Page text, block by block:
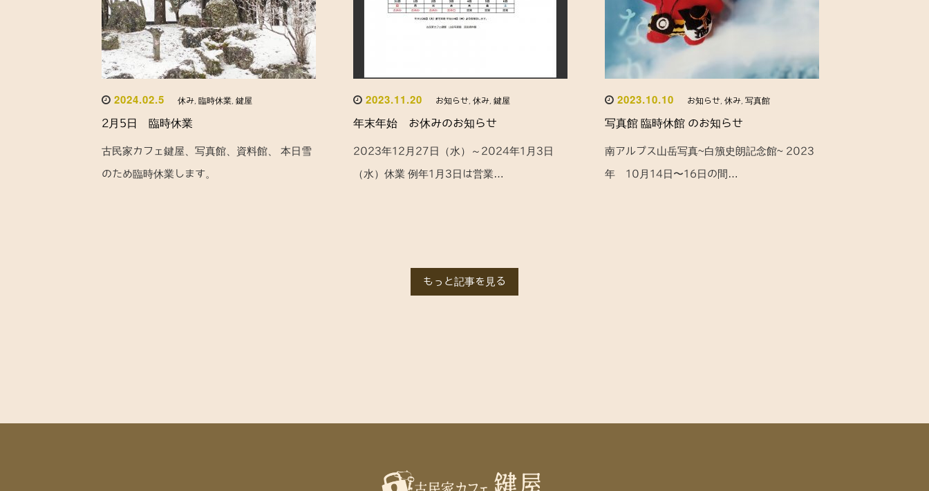
2024.02.5 休み 臨時休業 鍵屋
2月5日 臨時休業
古民家カフェ鍵屋、写真館、資料館、 本日雪
のため臨時休業します。
2023.11.20 お知らせ, 休み, 鍵屋
年末年始 お休みのお知らせ
2023年12月27日（水）～2024年1月3日
（水）休業 例年1月3日は営業…
2023.10.10 お知らせ, 休み, 写真館
写真館 臨時休館 のお知らせ
南アルプス山岳写真~白籏史朗記念館~ 2023
年 10月14日〜16日の間…
もっと記事を見る